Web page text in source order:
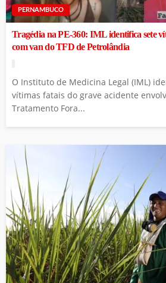
PERNAMBUCO
Tragédia na PE-360: IML identifica sete
com van do TFD de Petrolândia
O Instituto de Medicina Legal (IML)
vítimas fatais do grave acidente
Tratamento Fora...